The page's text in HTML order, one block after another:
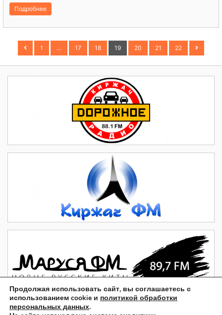
Подробнее
1 … 17 18 19 20 21 22
Продолжая использовать сайт, вы соглашаетесь с
использованием cookie и политикой обработки
персональных данных.